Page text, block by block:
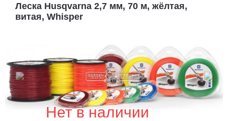
Леска Husqvarna 2,7 мм, 70 м, жёлтая,
витая, Whisper
Нет в наличии